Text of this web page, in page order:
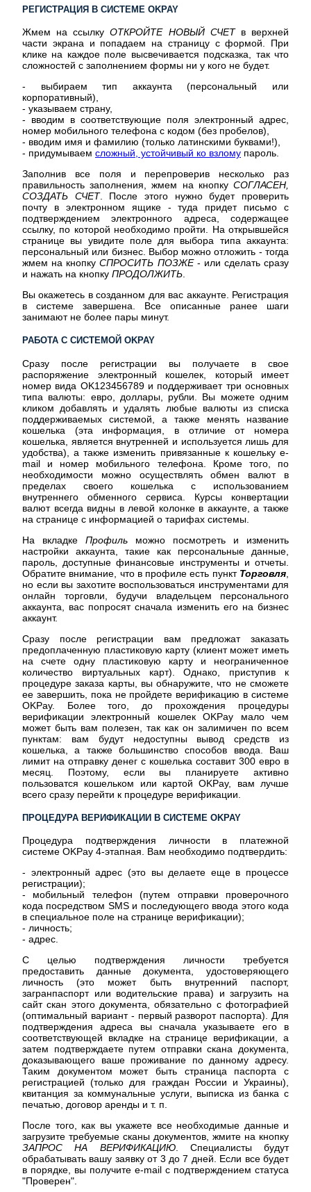
РЕГИСТРАЦИЯ В СИСТЕМЕ OKPAY
Жмем на ссылкуОТКРОЙТЕ НОВЫЙ СЧЕТв верхней
части экрана и попадаем на страницу с формой. При
клике на каждое поле высвечивается подсказка, так что
сложностей с заполнением формы ни у кого не будет.
- выбираем тип аккаунта (персональный или
корпоративный),
- указываем страну,
- вводим в соответствующие поля электронный адрес,
номер мобильного телефона с кодом (без пробелов),
- вводим имя и фамилию (только латинскими буквами!),
- придумываем сложный, устойчивый ко взлому пароль.
Заполнив все поля и перепроверив несколько раз
правильность заполнения, жмем на кнопку СОГЛАСЕН,
СОЗДАТЬ СЧЕТ. После этого нужно будет проверить
почту в электронном ящике - туда придет письмо с
подтверждением электронного адреса, содержащее
ссылку, по которой необходимо пройти. На открывшейся
странице вы увидите поле для выбора типа аккаунта:
персональный или бизнес. Выбор можно отложить - тогда
жмем на кнопкуСПРОСИТЬ ПОЗЖЕ- или сделать сразу
и нажать на кнопку ПРОДОЛЖИТЬ.
Вы окажетесь в созданном для вас аккаунте. Регистрация
в системе завершена. Все описанные ранее шаги
занимают не более пары минут.
РАБОТА С СИСТЕМОЙ OKPAY
Сразу после регистрации вы получаете в свое
распоряжение электронный кошелек, который имеет
номер вида OK123456789 и поддерживает три основных
типа валюты: евро, доллары, рубли. Вы можете одним
кликом добавлять и удалять любые валюты из списка
поддерживаемых системой, а также менять название
кошелька (эта информация, в отличие от номера
кошелька, является внутренней и используется лишь для
удобства), а также изменить привязанные к кошельку e-
mail и номер мобильного телефона. Кроме того, по
необходимости можно осуществлять обмен валют в
пределах своего кошелька с использованием
внутреннего обменного сервиса. Курсы конвертации
валют всегда видны в левой колонке в аккаунте, а также
на странице с информацией о тарифах системы.
На вкладке Профиль можно посмотреть и изменить
настройки аккаунта, такие как персональные данные,
пароль, доступные финансовые инструменты и отчеты.
Обратите внимание, что в профиле есть пункт Торговля
но если вы захотите воспользоваться инструментами для
онлайн торговли, будучи владельцем персонального
аккаунта, вас попросят сначала изменить его на бизнес
аккаунт.
Сразу после регистрации вам предложат заказать
предоплаченную пластиковую карту (клиент может иметь
на счете одну пластиковую карту и неограниченное
количество виртуальных карт). Однако, приступив к
процедуре заказа карты, вы обнаружите, что не сможете
ее завершить, пока не пройдете верификацию в системе
OKPay. Более того, до прохождения процедуры
верификации электронный кошелек OKPay мало чем
может быть вам полезен, так как он залимичен по всем
пунктам: вам будут недоступны вывод средств из
кошелька, а также большинство способов ввода. Ваш
лимит на отправку денег с кошелька составит 300 евро в
месяц. Поэтому, если вы планируете активно
пользоватся кошельком или картой OKPay, вам лучше
всего сразу перейти к процедуре верификации.
ПРОЦЕДУРА ВЕРИФИКАЦИИ В СИСТЕМЕ OKPAY
Процедура подтверждения личности в платежной
системе OKPay 4-этапная. Вам необходимо подтвердить:
- электронный адрес (это вы делаете еще в процессе
регистрации);
- мобильный телефон (путем отправки проверочного
кода посредством SMS и последующего ввода этого кода
в специальное поле на странице верификации);
- личность;
- адрес.
С целью подтверждения личности требуется
предоставить данные документа, удостоверяющего
личность (это может быть внутренний паспорт,
загранпаспорт или водительские права) и загрузить на
сайт скан этого документа, обязательно с фотографией
(оптимальный вариант - первый разворот паспорта). Для
подтверждения адреса вы сначала указываете его в
соответствующей вкладке на странице верификации, а
затем подтверждаете путем отправки скана документа,
доказывающего ваше проживание по данному адресу.
Таким документом может быть страница паспорта с
регистрацией (только для граждан России и Украины),
квитанция за коммунальные услуги, выписка из банка с
печатью, договор аренды и т. п.
После того, как вы укажете все необходимые данные и
загрузите требуемые сканы документов, жмите на кнопку
ЗАПРОС НА ВЕРИФИКАЦИЮ. Специалисты будут
обрабатывать вашу заявку от 3 до 7 дней. Если все будет
в порядке, вы получите e-mail с подтверждением статуса
"Проверен".